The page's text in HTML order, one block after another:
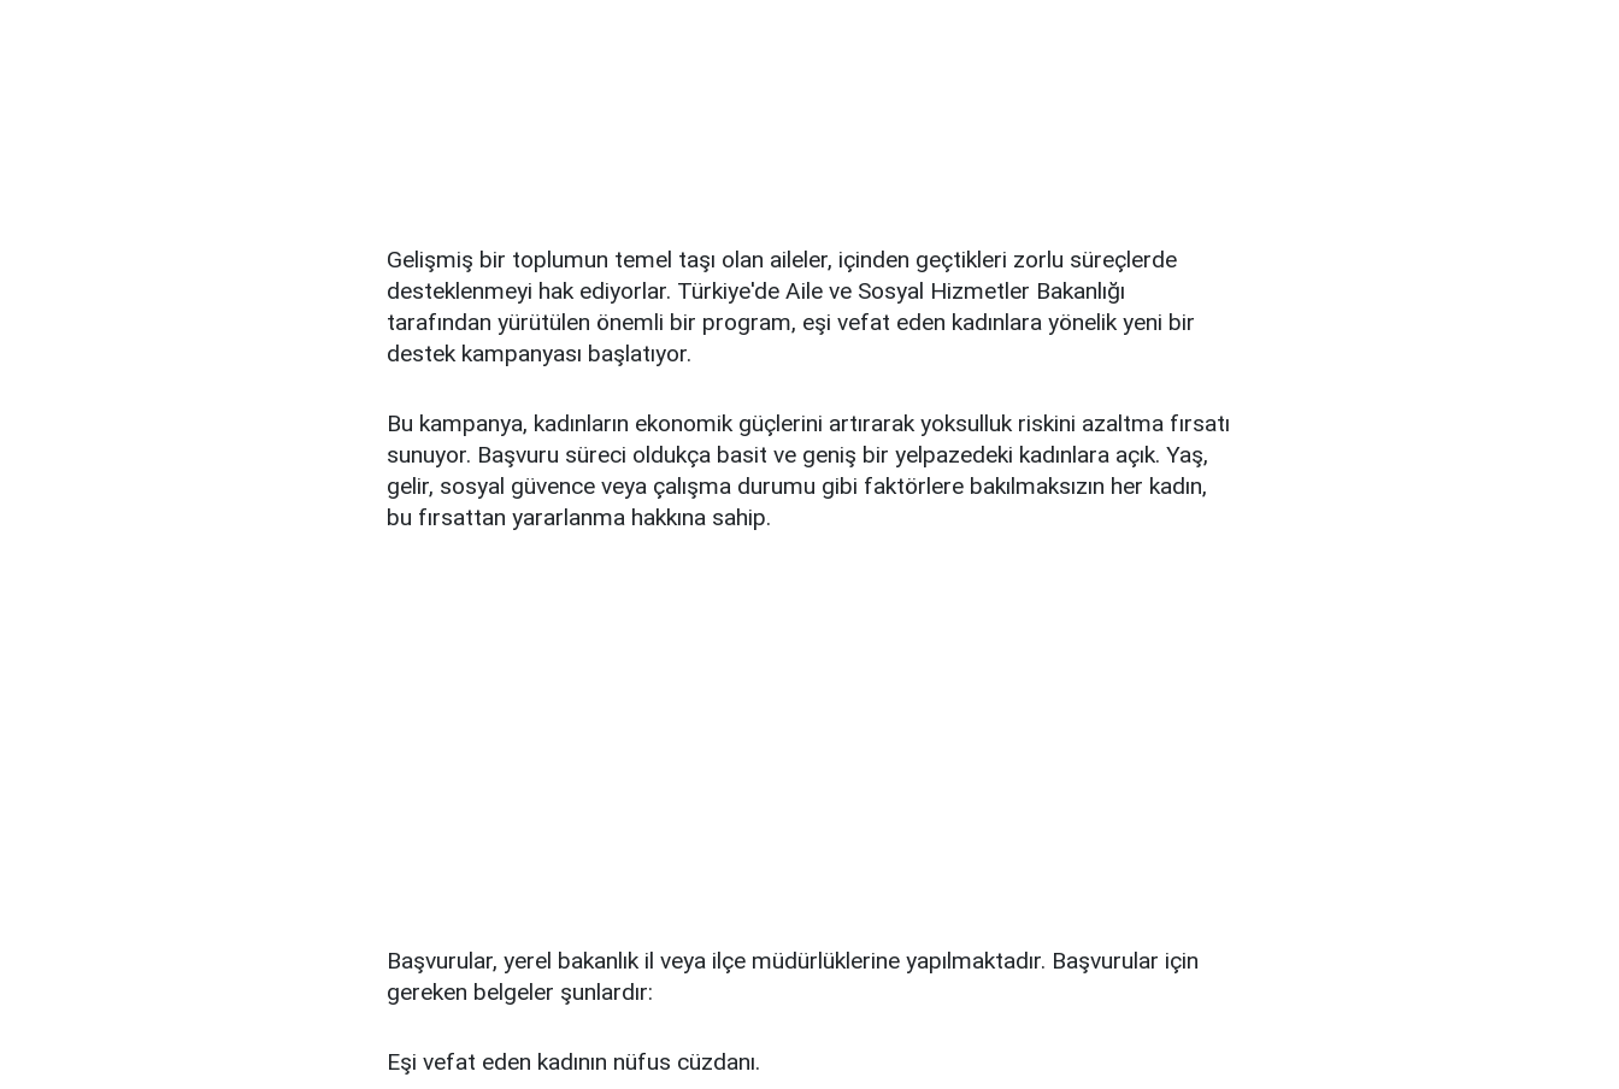
Gelişmiş bir toplumun temel taşı olan aileler, içinden geçtikleri zorlu süreçlerde
desteklenmeyi hak ediyorlar. Türkiye'de Aile ve Sosyal Hizmetler Bakanlığı
tarafından yürütülen önemli bir program, eşi vefat eden kadınlara yönelik yeni bir
destek kampanyası başlatıyor.
Bu kampanya, kadınların ekonomik güçlerini artırarak yoksulluk riskini azaltma fırsatı
sunuyor. Başvuru süreci oldukça basit ve geniş bir yelpazedeki kadınlara açık. Yaş,
gelir, sosyal güvence veya çalışma durumu gibi faktörlere bakılmaksızın her kadın,
bu fırsattan yararlanma hakkına sahip.
Başvurular, yerel bakanlık il veya ilçe müdürlüklerine yapılmaktadır. Başvurular için
gereken belgeler şunlardır:
Eşi vefat eden kadının nüfus cüzdanı.